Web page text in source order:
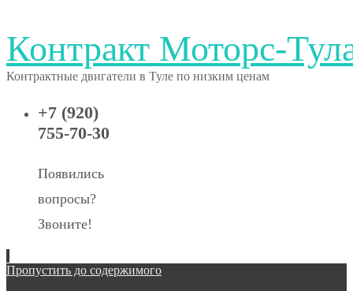
Контракт Моторс-
Контрактные двигатели в Туле по низким ценам
+7 (920)
755-70-30
Появились
вопросы?
Звоните!
Пропустить до содержимого